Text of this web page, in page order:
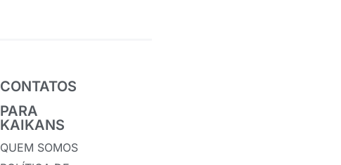
CONTATOS
PARA
KAIKANS
QUEM SOMOS